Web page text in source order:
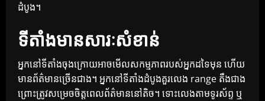
ដំបូង។
ទីតាំងមានសារៈសំខាន់
អ្នកនៅទីតាំងចុងក្រោយអាចមើលសកម្មភាពរបស់អ្នកដទៃមុន ហើយ
មានព័ត៌មានច្រើនជាង។ អ្នកនៅទីតាំងដំបូងគួរលេង range តឹងជាង
ព្រោះត្រូវសម្រេចចិត្តពេលព័ត៌មាននៅតិច។ ទោះលេងតាមទូរស័ព្ទ ឬ